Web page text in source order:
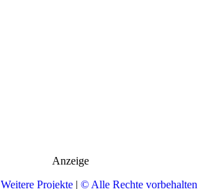
Anzeige
Weitere Projekte | © Alle Rechte vorbehalten